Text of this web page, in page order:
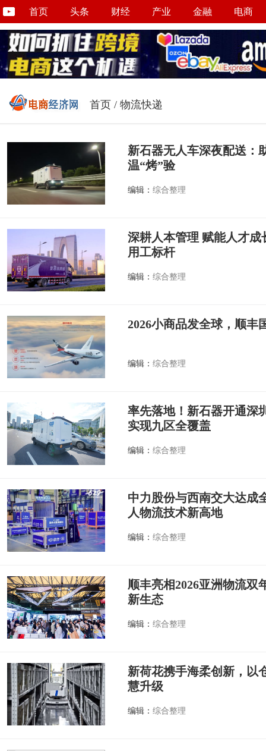
首页 头条 财经 产业 金融 电商
首页 / 物流快递
新石器无人车深夜配送：
温“烤”验
编辑： 综合整理
深耕人本管理 赋能人才
用工标杆
编辑： 综合整理
2026小商品发全球，顺丰
编辑： 综合整理
率先落地！新石器开通深
实现九区全覆盖
编辑： 综合整理
中力股份与西南交大达成
人物流技术新高地
编辑： 综合整理
顺丰亮相2026亚洲物流双
新生态
编辑： 综合整理
新荷花携手海柔创新，以
慧升级
编辑： 综合整理